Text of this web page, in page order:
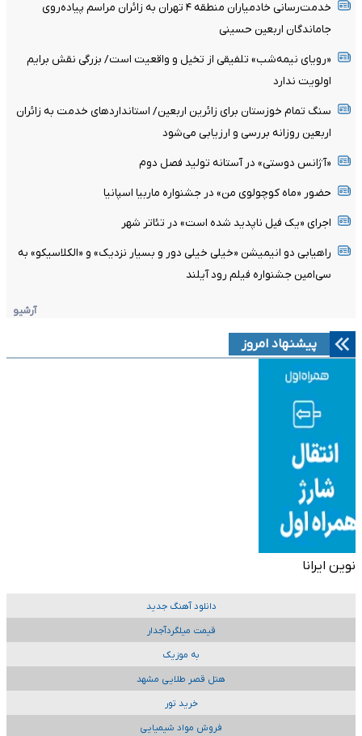
خدمت‌رسانی خادمیاران منطقه ۴ تهران به زائران مراسم پیاده‌روی
جاماندگان اربعین حسینی
«رویای نیمه‌شب» تلفیقی از تخیل و واقعیت است/ بزرگی نقش برایم
اولویت ندارد
سنگ تمام خوزستان برای زائرین اربعین/ استانداردهای خدمت به زائران
اربعین روزانه بررسی و ارزیابی می‌شود
«آژانس دوستی» در آستانه تولید فصل دوم
حضور «ماه کوچولوی من» در جشنواره ماربیا اسپانیا
اجرای «یک فیل ناپدید شده است» در تئاتر شهر
راهیابی دو انیمیشن «خیلی خیلی دور و بسیار نزدیک» و «الکلاسیکو» به
سی‌امین جشنواره فیلم رود آیلند
آرشیو
پیشنهاد امروز
نوین ایرانا
دانلود آهنگ جدید
قیمت میلگردآجدار
به موزیک
هتل قصر طلایی مشهد
خرید تور
فروش مواد شیمیایی